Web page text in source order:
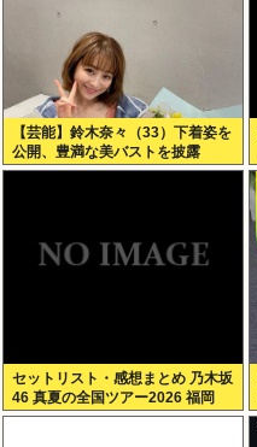
【芸能】鈴木奈々（33）下着姿を
公開、豊満な美バストを披露
セットリスト・感想まとめ 乃木坂
46 真夏の全国ツアー2026 福岡
Day1